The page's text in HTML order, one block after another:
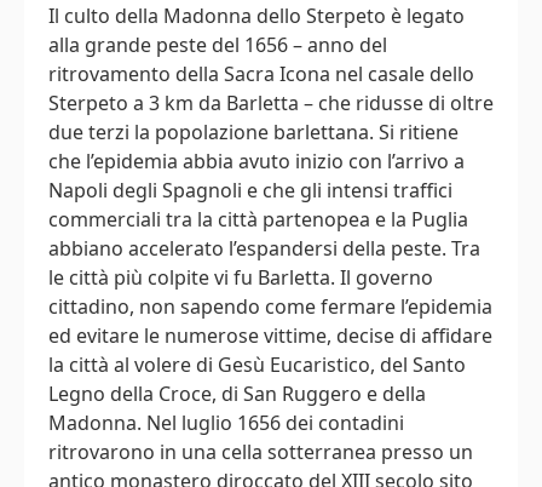
Il culto della Madonna dello Sterpeto è legato
alla grande peste del 1656 – anno del
ritrovamento della Sacra Icona nel casale dello
Sterpeto a 3 km da Barletta – che ridusse di oltre
due terzi la popolazione barlettana. Si ritiene
che l’epidemia abbia avuto inizio con l’arrivo a
Napoli degli Spagnoli e che gli intensi traffici
commerciali tra la città partenopea e la Puglia
abbiano accelerato l’espandersi della peste. Tra
le città più colpite vi fu Barletta. Il governo
cittadino, non sapendo come fermare l’epidemia
ed evitare le numerose vittime, decise di affidare
la città al volere di Gesù Eucaristico, del Santo
Legno della Croce, di San Ruggero e della
Madonna. Nel luglio 1656 dei contadini
ritrovarono in una cella sotterranea presso un
antico monastero diroccato del XIII secolo sito